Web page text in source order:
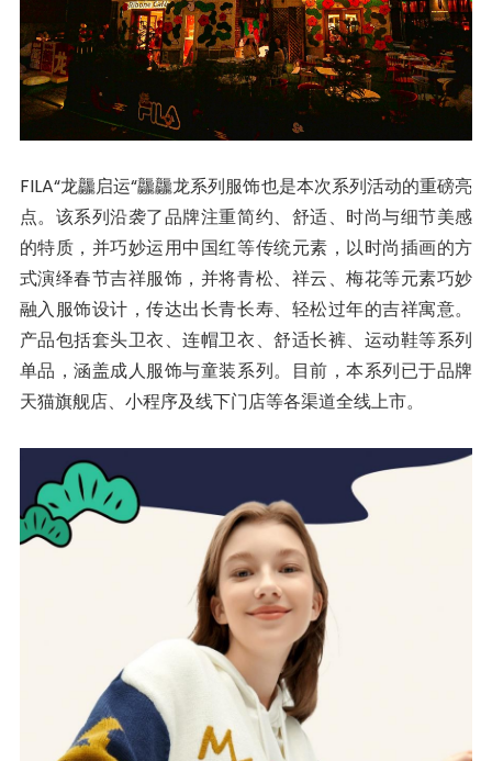
FILA“龙龘启运“龘龘龙系列服饰也是本次系列活动的重磅亮
点。该系列沿袭了品牌注重简约、舒适、时尚与细节美感
的特质，并巧妙运用中国红等传统元素，以时尚插画的方
式演绎春节吉祥服饰，并将青松、祥云、梅花等元素巧妙
融入服饰设计，传达出长青长寿、轻松过年的吉祥寓意。
产品包括套头卫衣、连帽卫衣、舒适长裤、运动鞋等系列
单品，涵盖成人服饰与童装系列。目前，本系列已于品牌
天猫旗舰店、小程序及线下门店等各渠道全线上市。